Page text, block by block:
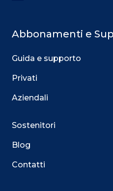
Abbonamenti e
Guida e supporto
Privati
Aziendali
Sostenitori
Blog
Contatti